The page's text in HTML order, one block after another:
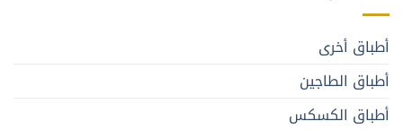
أطباق أخرى
أطباق الطاجين
أطباق الكسكس